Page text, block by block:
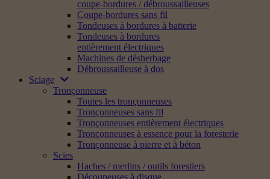
coupe-bordures / débroussailleuses
Coupe-bordures sans fil
Tondeuses à bordures à batterie
Tondeuses à bordures
entièrement électriques
Machines de désherbage
Débroussailleuse à dos
Sciage
Tronçonneuse
Toutes les tronçonneuses
Tronçonneuses sans fil
Tronçonneuses entièrement électriques
Tronçonneuses à essence pour la foresterie
Tronçonneuse à pierre et à béton
Scies
Haches / merlins / outils forestiers
Découpeuses à disque